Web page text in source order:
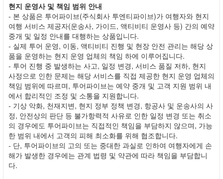
현지 운영사 및 책임 범위 안내
- 본 상품은 투어파이브(주식회사 투엔티파이브)가 여행자와 현지
여행 서비스 제공자(운송사, 가이드, 액티비티 운영사 등) 간의 예약
중개 및 일정 안내를 대행하는 상품입니다.
- 실제 투어 운영, 이동, 액티비티 진행 및 현장 안전 관리는 해당 상
품을 운영하는 현지 운영 업체의 책임 하에 이루어집니다.
- 투어 진행 중 발생하는 사고, 일정 변경, 서비스 품질 저하, 현지
사정으로 인한 문제는 해당 서비스를 직접 제공한 현지 운영 업체의
책임 범위에 따르며, 투어파이브는 예약 중개 및 고객 지원 범위 내
에서 합리적인 조정 및 소통을 지원합니다.
- 기상 악화, 천재지변, 현지 정부 정책 변경, 항공사 및 운송사의 사
정, 안전상의 판단 등 불가항력적 사유로 인한 일정 변경 또는 취소
의 경우에도 투어파이브는 직접적인 책임을 부담하지 않으며, 가능
한 범위 내에서 고객의 피해 최소화를 위해 협조합니다.
- 단, 투어파이브의 고의 또는 중대한 과실로 인하여 여행자에게 손
해가 발생한 경우에는 관계 법령 및 약관에 따라 책임을 부담합니
다.